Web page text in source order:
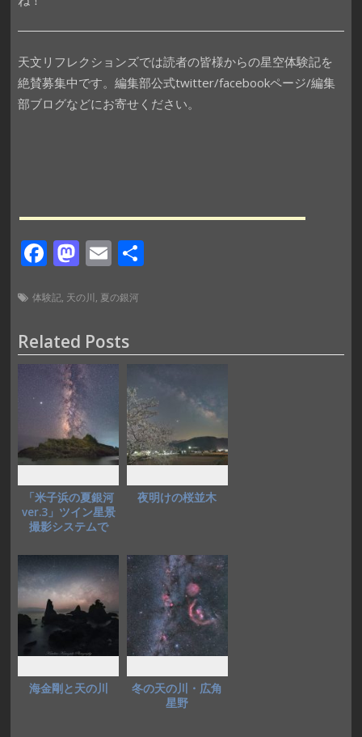
天文リフレクションズでは読者の皆様からの星空体験記を
絶賛募集中です。編集部公式twitter/facebookページ/編集
部ブログなどにお寄せください。
F
e
b
o
o
k
M
to
d
o
n
E
ai
l
共
体験記, 天の川, 夏の銀河
Related Posts
「米子浜の夏銀河
ver.3」ツイン星景
撮影システムで
夜明けの桜並木
海金剛と天の川
冬の天の川・広角
星野